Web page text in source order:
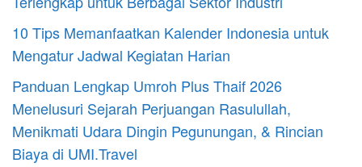
10 Tips Memanfaatkan Kalender Indonesia untuk
Mengatur Jadwal Kegiatan Harian
Panduan Lengkap Umroh Plus Thaif 2026
Menelusuri Sejarah Perjuangan Rasulullah,
Menikmati Udara Dingin Pegunungan, & Rincian
Biaya di UMI.Travel